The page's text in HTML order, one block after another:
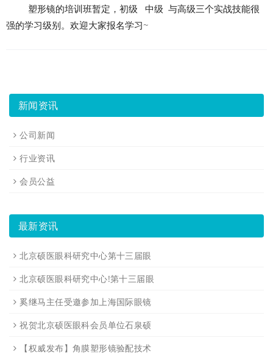
塑形镜的培训班暂定，初级 中级 与高级三个实战技能很
强的学习级别。欢迎大家报名学习~
新闻资讯
公司新闻
行业资讯
会员公益
最新资讯
北京硕医眼科研究中心第十三届眼
北京硕医眼科研究中心!第十三届眼
奚继马主任受邀参加上海国际眼镜
祝贺北京硕医眼科会员单位石泉硕
【权威发布】角膜塑形镜验配技术